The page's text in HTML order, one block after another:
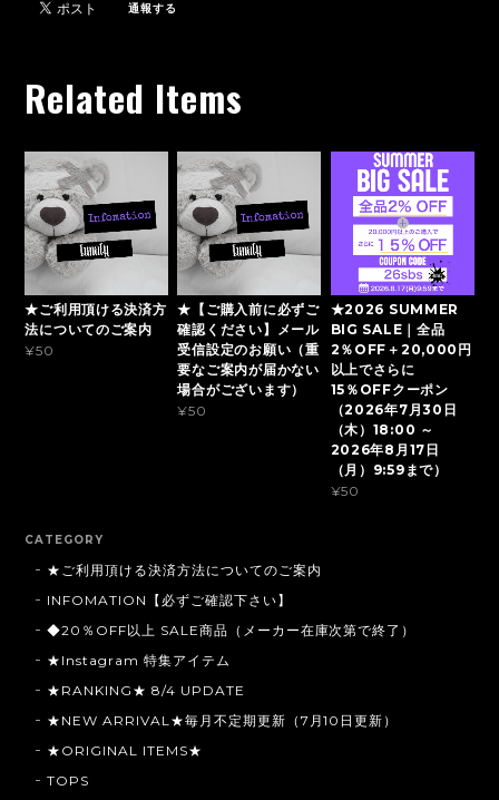
通報する
Related Items
★ご利用頂ける決済方
法についてのご案内
¥50
★【ご購入前に必ずご
確認ください】メール
受信設定のお願い（重
要なご案内が届かない
場合がございます）
¥50
★2026 SUMMER
BIG SALE｜全品
2％OFF＋20,000円
以上でさらに
15％OFFクーポン
（2026年7月30日
（木）18:00 ～
2026年8月17日
（月）9:59まで）
¥50
CATEGORY
★ご利用頂ける決済方法についてのご案内
INFOMATION【必ずご確認下さい】
◆20％OFF以上 SALE商品（メーカー在庫次第で終了）
★Instagram 特集アイテム
★RANKING★ 8/4 UPDATE
★NEW ARRIVAL★毎月不定期更新（7月10日更新）
★ORIGINAL ITEMS★
TOPS